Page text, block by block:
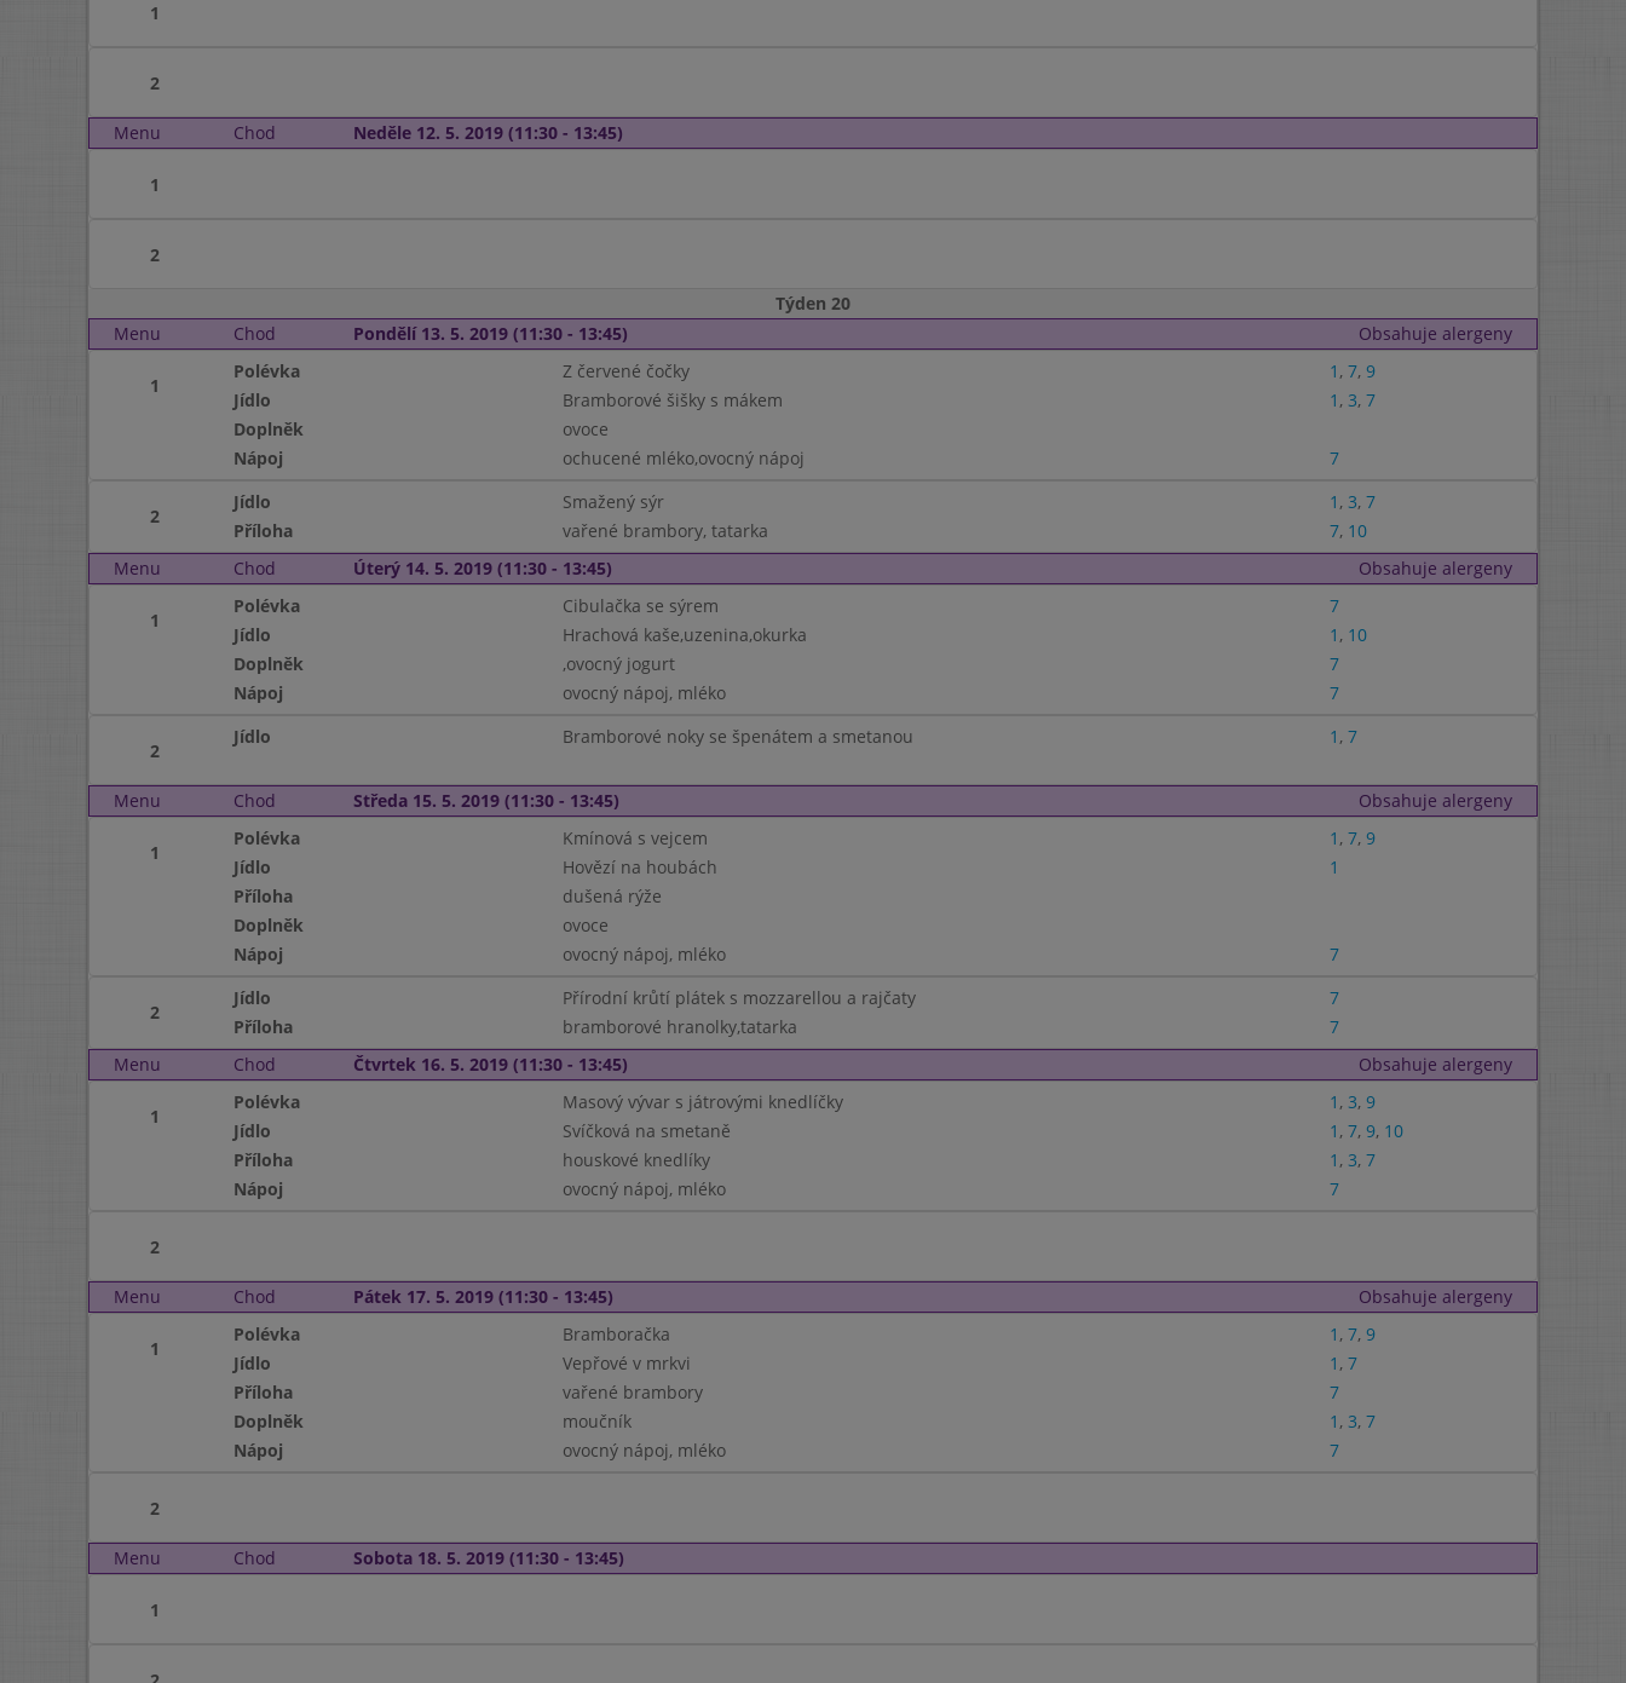
1
2
Menu Chod Neděle 12. 5. 2019 (11:30 - 13:45)
1
2
Týden 20
Menu
Chod Pondělí 13. 5. 2019 (11:30 - 13:45) Obsahuje alergeny
1
Polévka Z červené čočky 1 , 7, 9
Jídlo
Bramborové šišky s mákem 1 , 3, 7
Doplněk
ovoce
Nápoj
ochucené mléko,ovocný nápoj 7
2
Jídlo Smažený sýr 1 , 3, 7
Příloha
vařené brambory, tatarka 7, 10
Menu
Chod Úterý 14. 5. 2019 (11:30 - 13:45) Obsahuje alergeny
1
Polévka Cibulačka se sýrem
7
Jídlo
Hrachová kaše,uzenina,okurka 1 , 10
Doplněk
,ovocný jogurt
7
Nápoj
ovocný nápoj, mléko 7
2
Jídlo Bramborové noky se špenátem a smetanou 1 , 7
Menu Chod Středa 15. 5. 2019 (11:30 - 13:45) Obsahuje alergeny
1
Polévka Kmínová s vejcem 1 , 7, 9
Jídlo
Hovězí na houbách
1
Příloha
dušená rýže
Doplněk
ovoce
Nápoj
ovocný nápoj, mléko 7
2
Jídlo Přírodní krůtí plátek s mozzarellou a rajčaty
7
Příloha
bramborové hranolky,tatarka
7
Menu
Chod Čtvrtek 16. 5. 2019 (11:30 - 13:45) Obsahuje alergeny
1
Polévka Masový vývar s játrovými knedlíčky 1 , 3, 9
Jídlo
Svíčková na smetaně 1 , 7, 9, 10
Příloha
houskové knedlíky 1 , 3, 7
Nápoj
ovocný nápoj, mléko 7
2
Menu Chod Pátek 17. 5. 2019 (11:30 - 13:45) Obsahuje alergeny
1
Polévka Bramboračka 1 , 7, 9
Jídlo
Vepřové v mrkvi 1 , 7
Příloha
vařené brambory
7
Doplněk
moučník 1 , 3, 7
Nápoj
ovocný nápoj, mléko 7
2
Menu Chod Sobota 18. 5. 2019 (11:30 - 13:45)
1